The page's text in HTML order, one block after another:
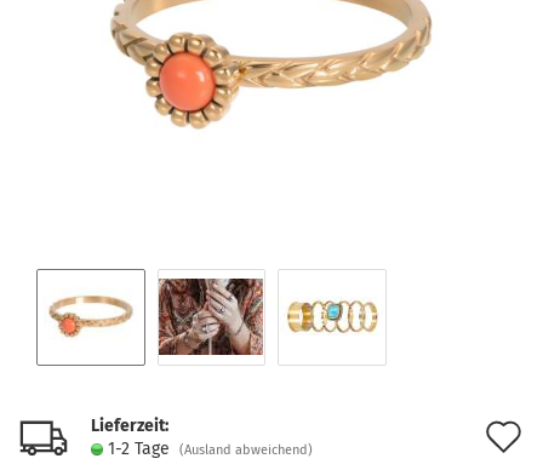
Lieferzeit:
1-2 Tage
(Ausland abweichend)